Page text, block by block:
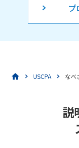
プ
USCPA なべ
説